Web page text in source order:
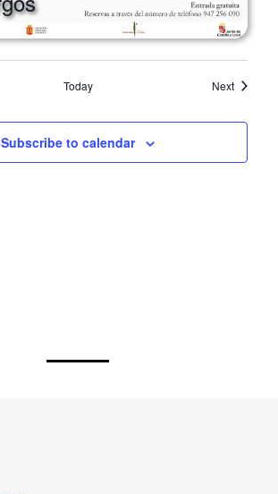
Today NextEvents
Subscribe to calendar